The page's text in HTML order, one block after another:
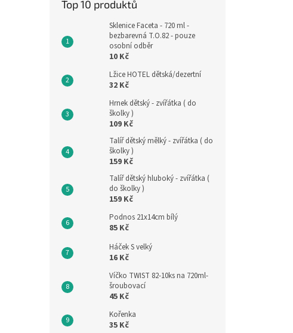
Top 10 produktů
Sklenice Faceta - 720 ml -
bezbarevná T.O.82 - pouze
osobní odběr
10 Kč
Lžice HOTEL dětská/dezertní
32 Kč
Hrnek dětský - zvířátka ( do
školky )
109 Kč
Talíř dětský mělký - zvířátka ( do
školky )
159 Kč
Talíř dětský hluboký - zvířátka (
do školky )
159 Kč
Podnos 21x14cm bílý
85 Kč
Háček S velký
16 Kč
Víčko TWIST 82-10ks na 720ml-
šroubovací
45 Kč
Kořenka
35 Kč